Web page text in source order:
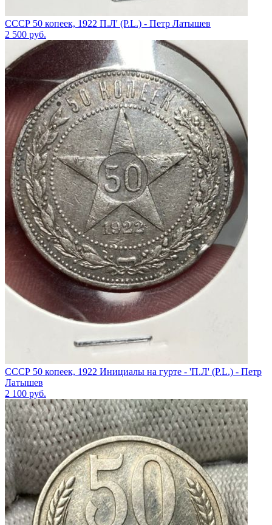
СССР 50 копеек, 1922 П.Л' (P.L.) - Петр Латышев
2 500 руб.
СССР 50 копеек, 1922 Инициалы на гурте - 'П.Л' (P.L.) - Петр
Латышев
2 100 руб.